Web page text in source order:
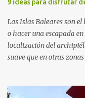
Adolescencia del VHIR
hipoterapia en la
asesoría de ...
9 ideas para disfrutar
Las Islas Baleares son
o hacer una escapada
localización del
suave que en otras
ejemplo, ofrece un